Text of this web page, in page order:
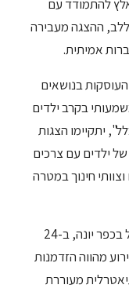
נאלץ להתמודד עם
ההצגה מעבירה
אמיתית.
בנושאים
בקרב ילדים
יתקיימו הצגות
ילדים עם צרכים
חינוך במטרה
ההצגה "פשוט מיוחד" תוצג בבית הספר עמל בכפר יונה, ב-24
מועדים: 09:00 ו-10:15. האירוע מהווה הזדמנות
מעוררת